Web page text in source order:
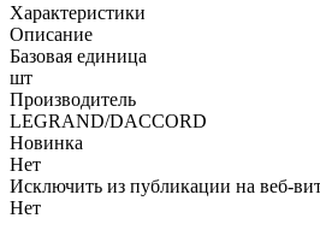
Характеристики
Описание
Базовая единица
шт
Производитель
LEGRAND/DACCORD
Новинка
Нет
Исключить из публикации на веб-
Нет